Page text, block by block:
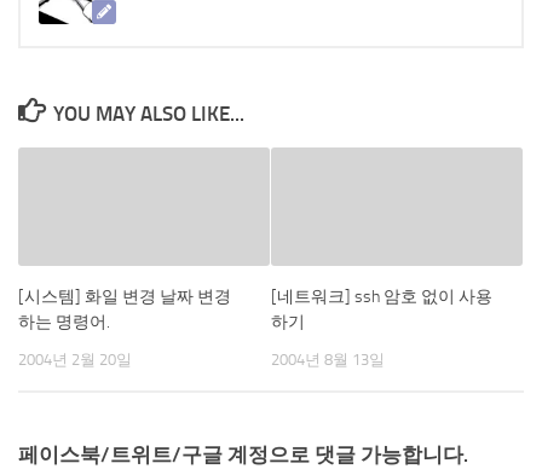
YOU MAY ALSO LIKE...
[시스템] 화일 변경 날짜 변경
하는 명령어.
2004년 2월 20일
[네트워크] ssh 암호 없이 사용
하기
2004년 8월 13일
페이스북/트위트/구글 계정으로 댓글 가능합니다.